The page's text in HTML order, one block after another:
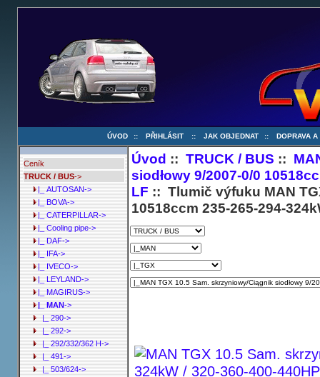
ÚVOD :: PŘIHLÁSIT :: JAK OBJEDNAT :: DOPRAVA A
Ceník
TRUCK / BUS->
|_ AUTOSAN->
|_ BOVA->
|_ CATERPILLAR->
|_ Cooling pipe->
|_ DAF->
|_ IFA->
|_ IVECO->
|_ LEYLAND->
|_ MAGIRUS->
|_ MAN->
|_ 290->
|_ 292->
|_ 292/332/362 H->
|_ 491->
|_ 503/624->
Úvod ::TRUCK / BUS ::
siodłowy 9/2007-0/0
LF :: Tlumič výfuku MAN
10518ccm 235-265-294-